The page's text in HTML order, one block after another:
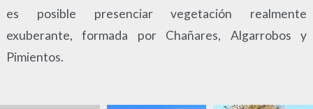
es posible presenciar vegetación realmente
exuberante, formada por Chañares, Algarrobos y
Pimientos.